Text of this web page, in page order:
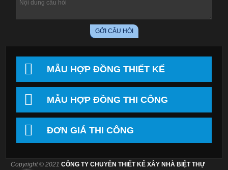
MẪU HỢP ĐỒNG THIẾT KẾ
MẪU HỢP ĐỒNG THI CÔNG
ĐƠN GIÁ THI CÔNG
Copyright © 2021CÔNG TY CHUYÊN THIẾT KẾ XÂY NHÀ BIỆT THỰ